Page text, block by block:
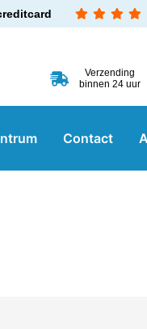
Verzending
binnen 24 uur
Contact